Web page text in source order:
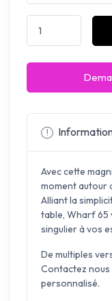
Avec cette
moment autour
Alliant la
table, Wharf 65
singulier à vos
De multiples
Contactez
personnalisé.